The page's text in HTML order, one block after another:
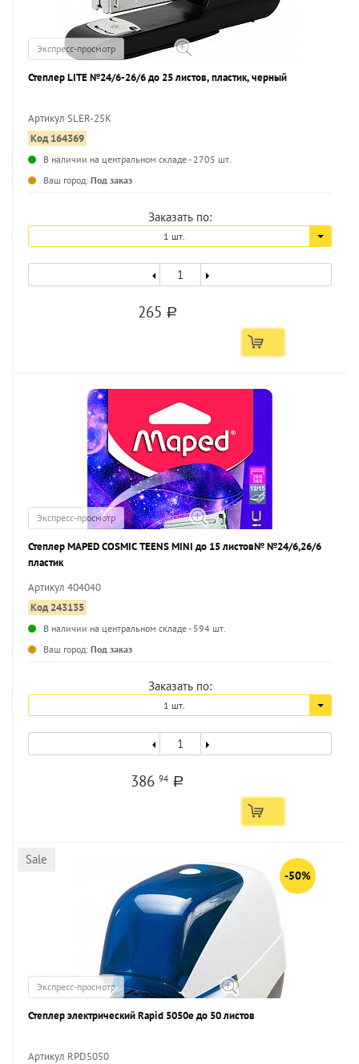
Экспресс-просмотр
Степлер LITE №24/6-26/6 до 25 листов, пластик, черный
Артикул SLER-25K
Код 164369
В наличии на центральном складе - 2705 шт.
Ваш город: Под заказ
Заказать по:
1 шт.
265 a
Экспресс-просмотр
Степлер MAPED COSMIC TEENS MINI до 15 листов№ №24/6,26/6
пластик
Артикул 404040
Код 243135
В наличии на центральном складе - 594 шт.
Ваш город: Под заказ
Заказать по:
1 шт.
38694 a
Sale
-50%
Экспресс-просмотр
Степлер электрический Rapid 5050e до 50 листов
Артикул RPD5050